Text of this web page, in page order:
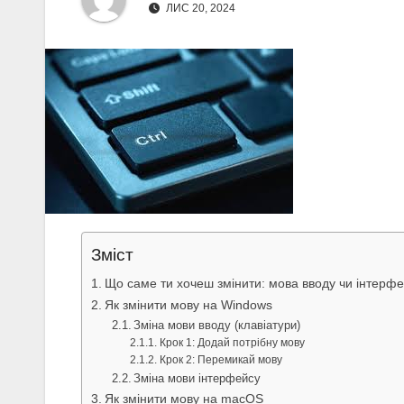
ЛИС 20, 2024
Зміст
Що саме ти хочеш змінити: мова вводу чи
Як змінити мову на Windows
Зміна мови вводу (клавіатури)
Крок 1: Додай потрібну мову
Крок 2: Перемикай мову
Зміна мови інтерфейсу
Як змінити мову на macOS